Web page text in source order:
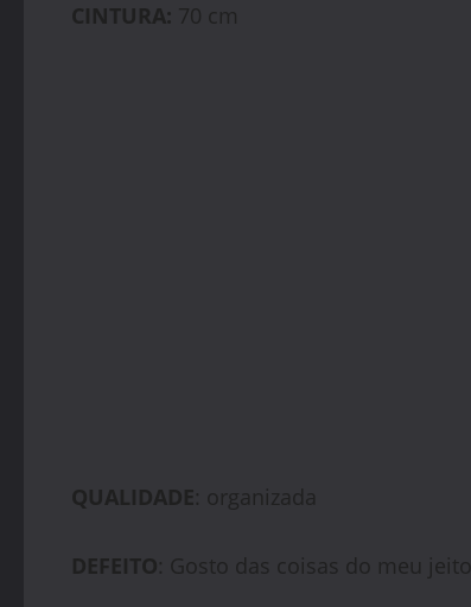
CINTURA: 70 cm
QUALIDADE: organizada
DEFEITO: Gosto das coisas do meu jeito